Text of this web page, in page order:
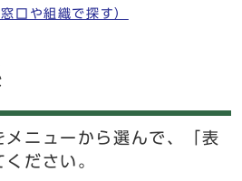
口や組織で探す）
ニューから選んで、「表
ださい。